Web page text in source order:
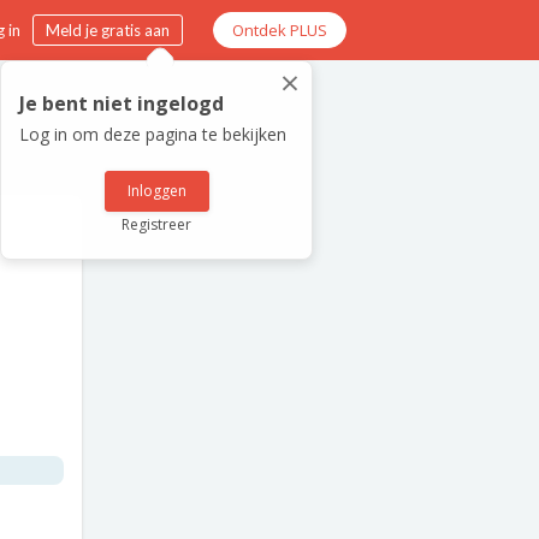
in Meld je gratis aan Ontdek PLUS
×
Je bent niet ingelogd
Log in om deze pagina te bekijken
Inloggen
Registreer